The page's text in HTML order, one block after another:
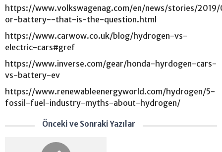
https://www.volkswagenag.com/en/news/stories/
or-battery--that-is-the-question.html
https://www.carwow.co.uk/blog/hydrogen-vs-
electric-cars#gref
https://www.inverse.com/gear/honda-hyrdogen-cars-
vs-battery-ev
https://www.renewableenergyworld.com/hydrogen/5-
fossil-fuel-industry-myths-about-hydrogen/
Önceki ve Sonraki Yazılar